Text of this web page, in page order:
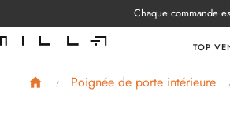
Chaque commande
TOP
Poignée de porte intérieure